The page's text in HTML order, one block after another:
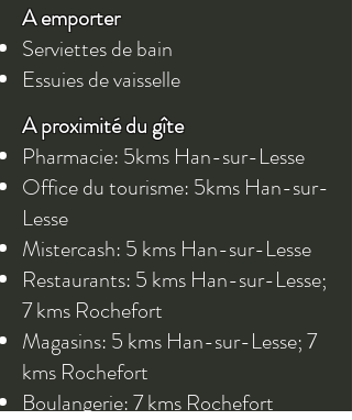
A emporter​
Serviettes de bain
Essuies de vaisselle
A proximité du gîte
Pharmacie: 5kms Han-sur-Lesse
Office du tourisme: 5kms Han-sur-
Lesse
Mistercash: 5 kms Han-sur-Lesse
Restaurants: 5 kms Han-sur-Lesse;
7 kms Rochefort
Magasins: 5 kms Han-sur-Lesse; 7
kms Rochefort
Boulangerie: 7 kms Rochefort